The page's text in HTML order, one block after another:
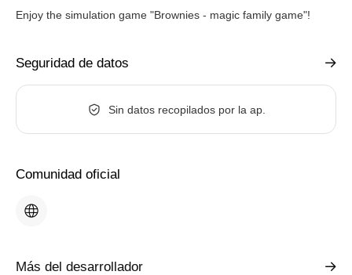
Enjoy the simulation game "Brownies - magic family game"!
Seguridad de datos
Sin datos recopilados por la ap.
Comunidad oficial
Más del desarrollador